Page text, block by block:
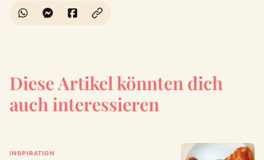
Diese Artikel könnten dich
auch interessieren
INSPIRATION